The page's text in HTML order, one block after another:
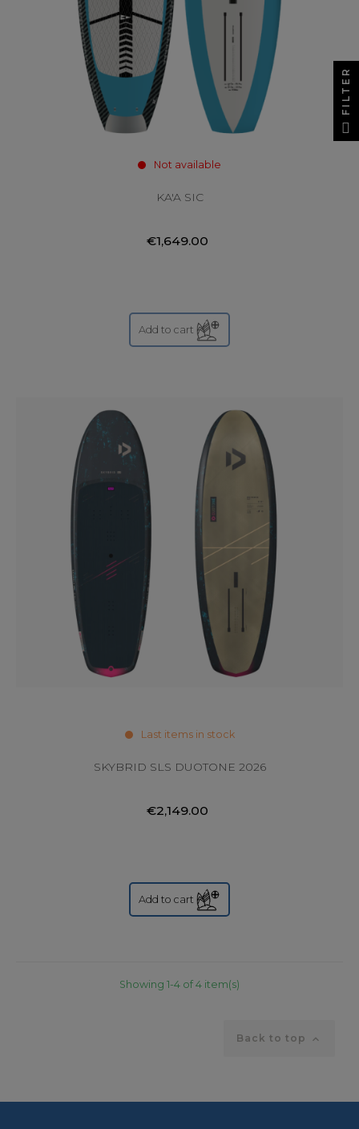
Not available
KA'A SIC
€1,649.00
Add to cart
Last items in stock
SKYBRID SLS DUOTONE 2026
€2,149.00
Add to cart
Showing 1-4 of 4 item(s)
Back to top 
FILTER